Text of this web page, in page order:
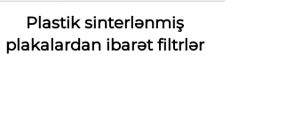
Plastik sinterlənmiş
plakalardan ibarət filtrlər